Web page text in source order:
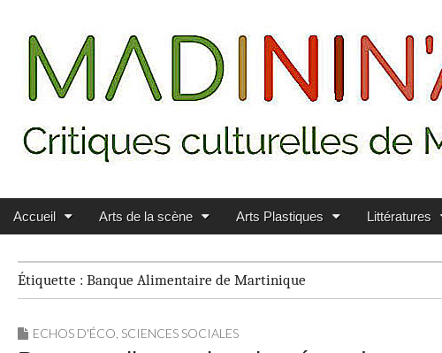
MADININ'ART
Main menu
Skip to content
Accueil Arts de la scène Arts Plastiques Littératures
Étiquette : Banque Alimentaire de Martinique
ECHOS D'ÉCO SCIENCES SOCIALES